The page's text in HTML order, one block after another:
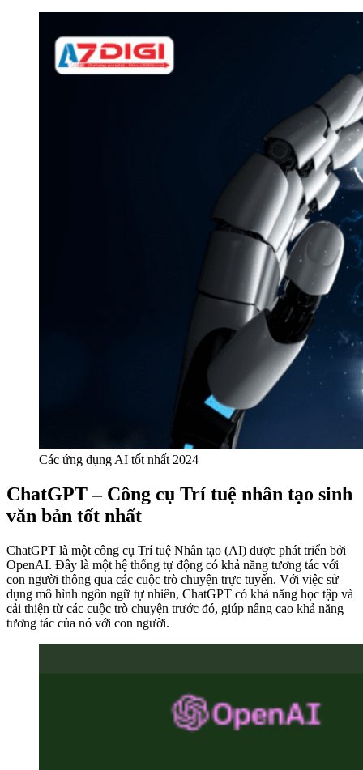
Các ứng dụng AI tốt nhất 2024
ChatGPT– Công cụ Trí tuệ nhân tạo sinh
văn bản tốt nhất
ChatGPT là một công cụ Trí tuệ Nhân tạo (AI) được phát triển bởi
OpenAI. Đây là một hệ thống tự động có khả năng tương tác với
con người thông qua các cuộc trò chuyện trực tuyến. Với việc sử
dụng mô hình ngôn ngữ tự nhiên, ChatGPT có khả năng học tập và
cải thiện từ các cuộc trò chuyện trước đó, giúp nâng cao khả năng
tương tác của nó với con người.